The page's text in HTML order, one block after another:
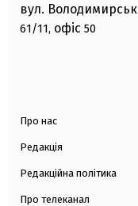
вул.
61/11, офіс 50
Про нас
Редакція
Редакційна політика
Про телеканал